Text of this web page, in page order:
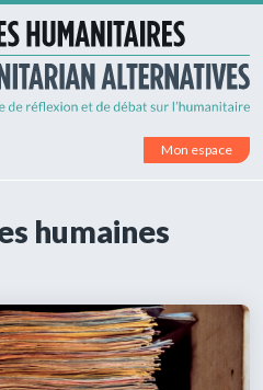
Mon espace
humaines